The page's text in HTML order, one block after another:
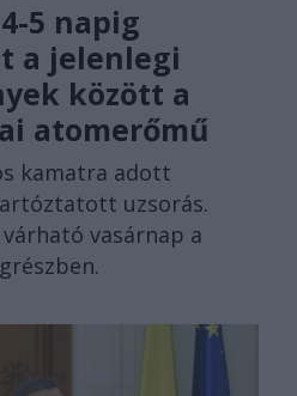
5 napig
a jelenlegi
között a
atomerőmű
kamatra adott
uzsorás.
vasárnap a